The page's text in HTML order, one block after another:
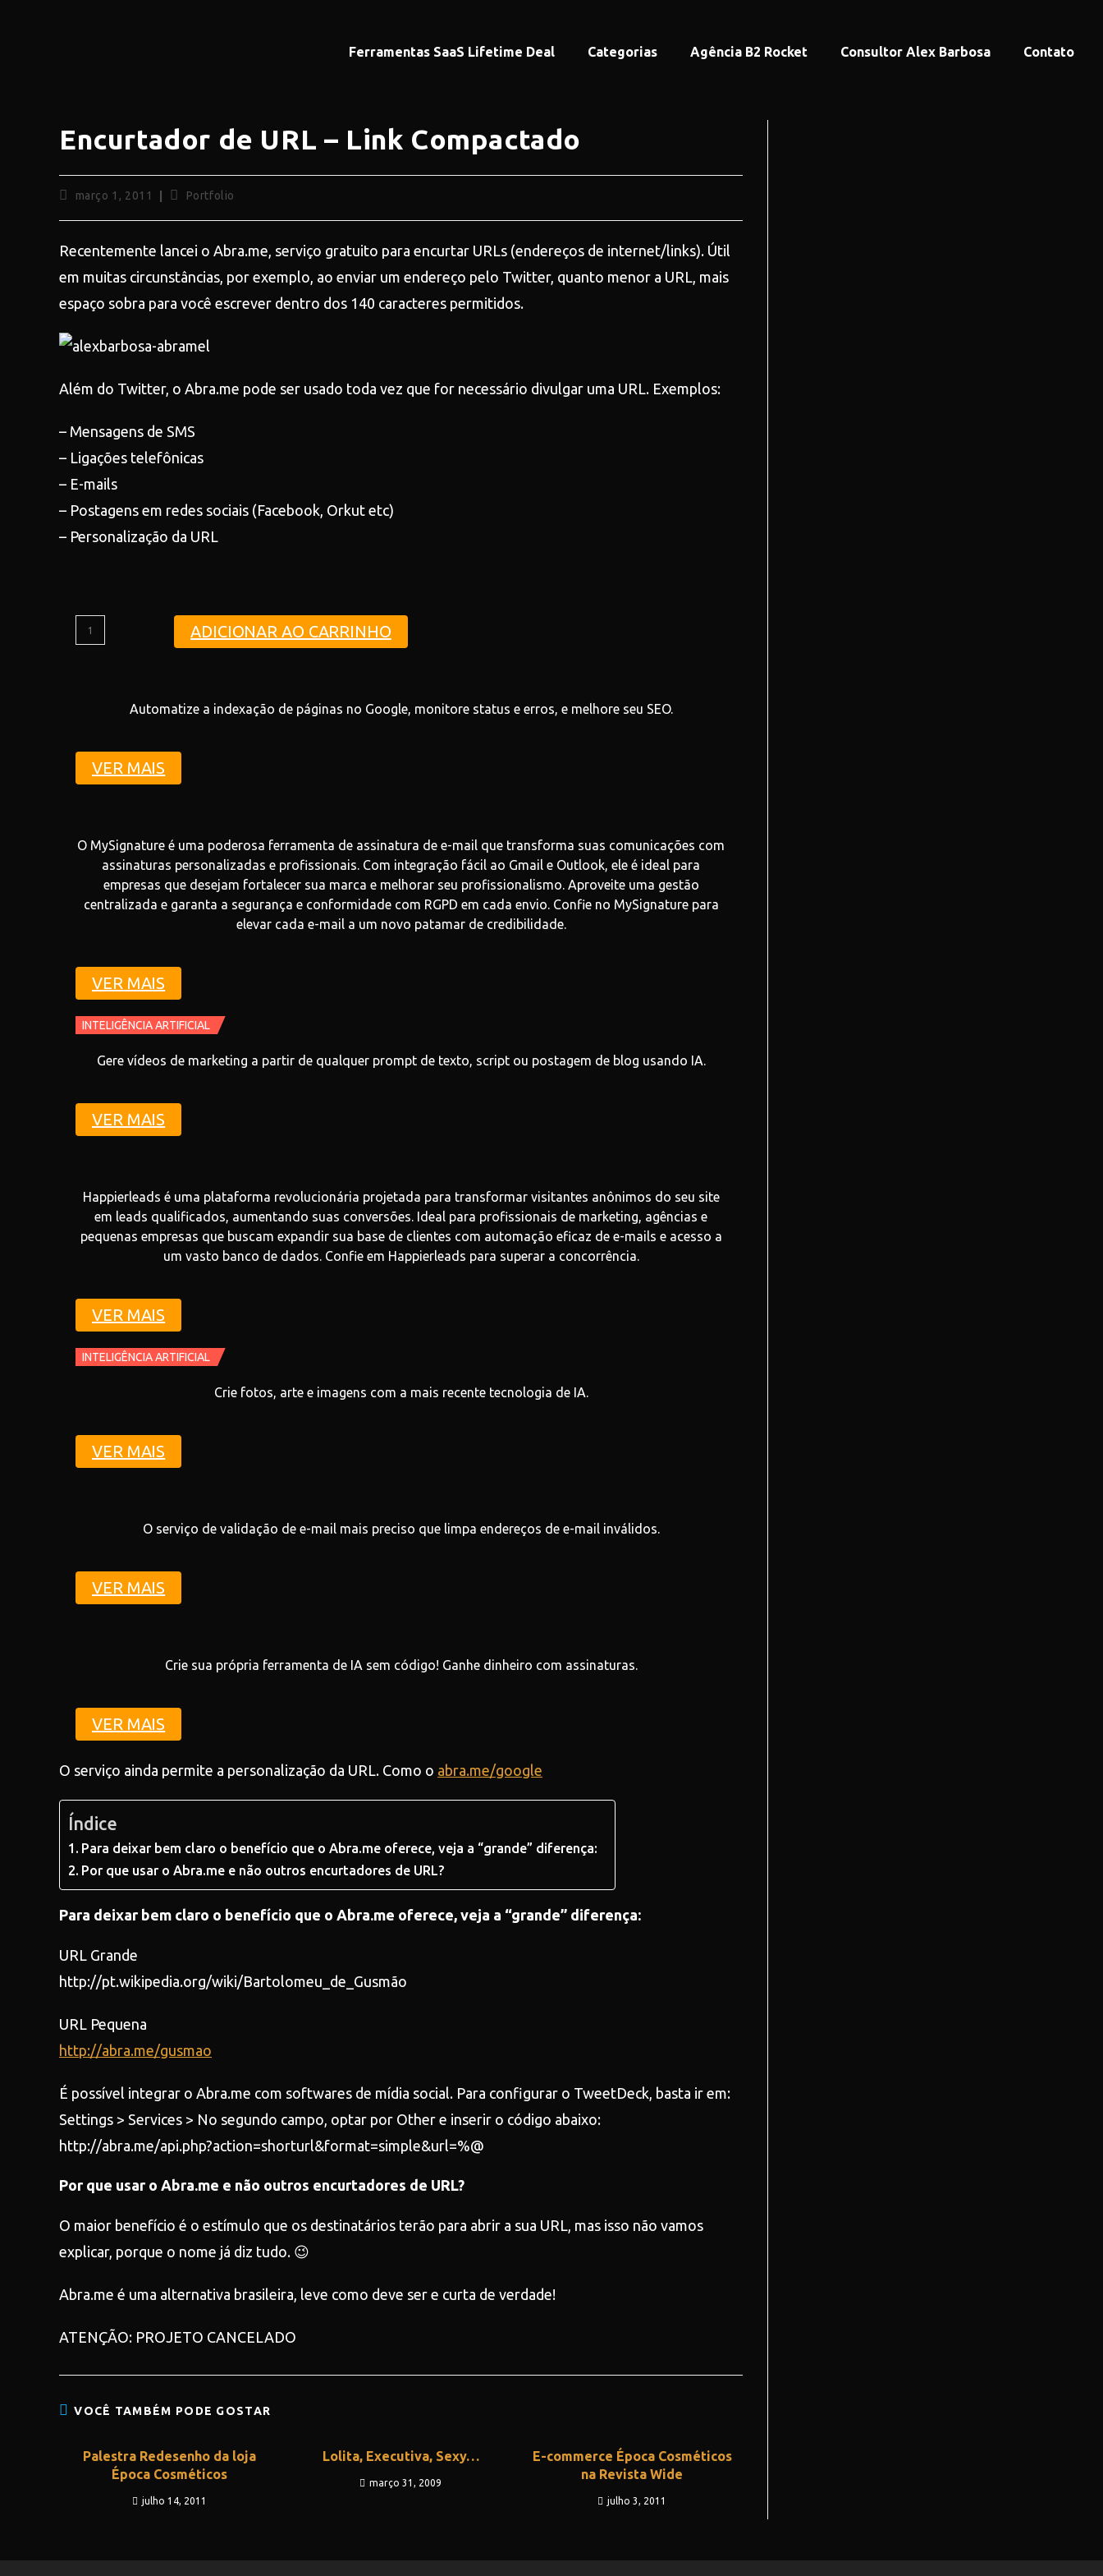
Ferramentas SaaS Lifetime Deal Categorias Agência B2 Rocket Consultor Alex Barbosa Contato
Encurtador de URL – Link Compactado
março 1, 2011 Portfolio
Recentemente lancei o Abra.me, serviço gratuito para encurtar URLs (endereços de internet/links). Útil
em muitas circunstâncias, por exemplo, ao enviar um endereço pelo Twitter, quanto menor a URL, mais
espaço sobra para você escrever dentro dos 140 caracteres permitidos.
Além do Twitter, o Abra.me pode ser usado toda vez que for necessário divulgar uma URL. Exemplos:
– Mensagens de SMS
– Ligações telefônicas
– E-mails
– Postagens em redes sociais (Facebook, Orkut etc)
– Personalização da URL
ADICIONAR AO CARRINHO
Automatize a indexação de páginas no Google, monitore status e erros, e melhore seu SEO.
VER MAIS
O MySignature é uma poderosa ferramenta de assinatura de e-mail que transforma suas comunicações com
assinaturas personalizadas e profissionais. Com integração fácil ao Gmail e Outlook, ele é ideal para
empresas que desejam fortalecer sua marca e melhorar seu profissionalismo. Aproveite uma gestão
centralizada e garanta a segurança e conformidade com RGPD em cada envio. Confie no MySignature para
elevar cada e-mail a um novo patamar de credibilidade.
VER MAIS
INTELIGÊNCIA ARTIFICIAL
Gere vídeos de marketing a partir de qualquer prompt de texto, script ou postagem de blog usando IA.
VER MAIS
Happierleads é uma plataforma revolucionária projetada para transformar visitantes anônimos do seu site
em leads qualificados, aumentando suas conversões. Ideal para profissionais de marketing, agências e
pequenas empresas que buscam expandir sua base de clientes com automação eficaz de e-mails e acesso a
um vasto banco de dados. Confie em Happierleads para superar a concorrência.
VER MAIS
INTELIGÊNCIA ARTIFICIAL
Crie fotos, arte e imagens com a mais recente tecnologia de IA.
VER MAIS
O serviço de validação de e-mail mais preciso que limpa endereços de e-mail inválidos.
VER MAIS
Crie sua própria ferramenta de IA sem código! Ganhe dinheiro com assinaturas.
VER MAIS
O serviço ainda permite a personalização da URL. Como o abra.me/google
Índice
Para deixar bem claro o benefício que o Abra.me oferece, veja a “grande” diferença:
Por que usar o Abra.me e não outros encurtadores de URL?
Para deixar bem claro o benefício que o Abra.me oferece, veja a “grande” diferença:
URL Grande
http://pt.wikipedia.org/wiki/Bartolomeu_de_Gusmão
URL Pequena
http://abra.me/gusmao
É possível integrar o Abra.me com softwares de mídia social. Para configurar o TweetDeck, basta ir em:
Settings > Services > No segundo campo, optar por Other e inserir o código abaixo:
http://abra.me/api.php?action=shorturl&format=simple&url=%@
Por que usar o Abra.me e não outros encurtadores de URL?
O maior benefício é o estímulo que os destinatários terão para abrir a sua URL, mas isso não vamos
explicar, porque o nome já diz tudo. 😉
Abra.me é uma alternativa brasileira, leve como deve ser e curta de verdade!
ATENÇÃO: PROJETO CANCELADO
VOCÊ TAMBÉM PODE GOSTAR
Palestra Redesenho da loja
Época Cosméticos
julho 14, 2011
Lolita, Executiva, Sexy…
março 31, 2009
E-commerce Época Cosméticos
na Revista Wide
julho 3, 2011